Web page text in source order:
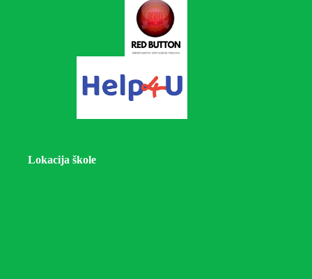
Lokacija škole